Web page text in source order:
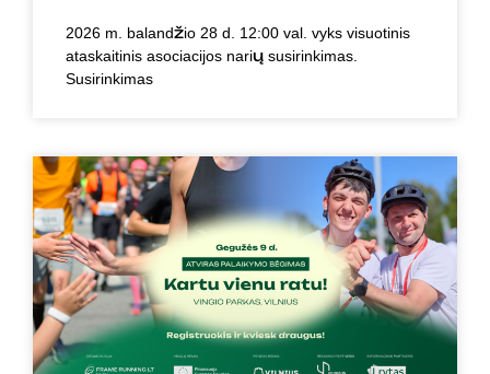
2026 m. balandžio 28 d. 12:00 val. vyks visuotinis
ataskaitinis asociacijos narių susirinkimas.
Susirinkimas